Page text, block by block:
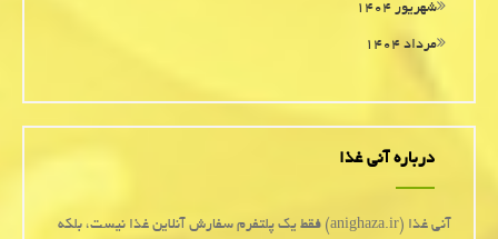
شهریور ۱۴۰۴
مرداد ۱۴۰۴
درباره آنی غذا
آنی غذا (anighaza.ir) فقط یک پلتفرم سفارش آنلاین غذا نیست، بلکه